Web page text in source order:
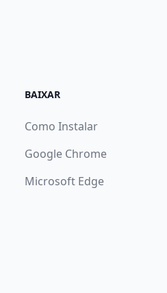
BAIXAR
Como Instalar
Google Chrome
Microsoft Edge